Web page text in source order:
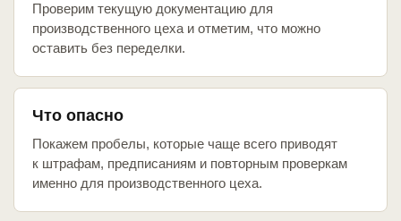
Проверим текущую документацию для
производственного цеха и отметим, что можно
оставить без переделки.
Что опасно
Покажем пробелы, которые чаще всего приводят
к штрафам, предписаниям и повторным проверкам
именно для производственного цеха.